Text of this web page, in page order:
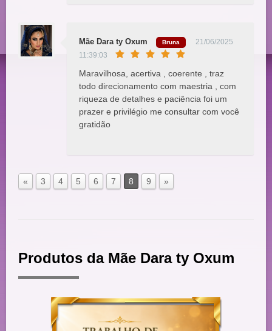
Mãe Dara ty Oxum Bruna
21/06/2025
11:39:03
Maravilhosa, acertiva , coerente , traz
todo direcionamento com maestria , com
riqueza de detalhes e paciência foi um
prazer e privilégio me consultar com você
gratidão
« 3 4 5 6 7 8 9 »
Produtos da Mãe Dara ty Oxum